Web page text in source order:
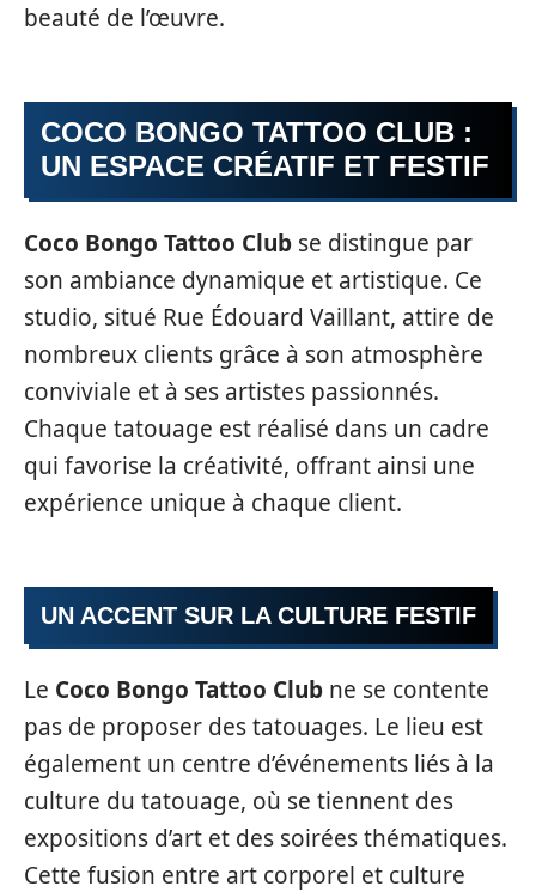
beauté de l’œuvre.
COCO BONGO TATTOO CLUB :
UN ESPACE CRÉATIF ET FESTIF
Coco Bongo Tattoo Club se distingue par
son ambiance dynamique et artistique. Ce
studio, situé Rue Édouard Vaillant, attire de
nombreux clients grâce à son atmosphère
conviviale et à ses artistes passionnés.
Chaque tatouage est réalisé dans un cadre
qui favorise la créativité, offrant ainsi une
expérience unique à chaque client.
UN ACCENT SUR LA CULTURE FESTIF
Le Coco Bongo Tattoo Club ne se contente
pas de proposer des tatouages. Le lieu est
également un centre d’événements liés à la
culture du tatouage, où se tiennent des
expositions d’art et des soirées thématiques.
Cette fusion entre art corporel et culture